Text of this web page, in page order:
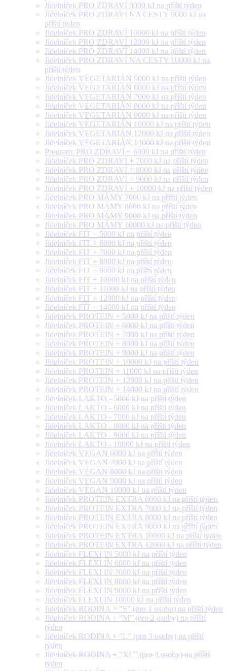
Jídelníček PRO ZDRAVÍ 9000 kJ na příští týden
Jídelníček PRO ZDRAVÍ NA CESTY 9000 kJ na
příští týden
Jídelníček PRO ZDRAVÍ 10000 kJ na příští týden
Jídelníček PRO ZDRAVÍ 12000 kJ na příští týden
Jídelníček PRO ZDRAVÍ 14000 kJ na příští týden
Jídelníček PRO ZDRAVÍ NA CESTY 10000 kJ na
příští týden
Jídelníček VEGETARIÁN 5000 kJ na příští týden
Jídelníček VEGETARIÁN 6000 kJ na příští týden
Jídelníček VEGETARIÁN 7000 kJ na příští týden
Jídelníček VEGETARIÁN 8000 kJ na příští týden
Jídelníček VEGETARIÁN 9000 kJ na příští týden
Jídelníček VEGETARIÁN 10000 kJ na příští týden
Jídelníček VEGETARIÁN 12000 kJ na příští týden
Jídelníček VEGETARIÁN 14000 kJ na příští týden
Program: PRO ZDRAVÍ + 6000 kJ na příští týden
Jídelníček PRO ZDRAVÍ + 7000 kJ na příští týden
Jídelníček PRO ZDRAVÍ + 8000 kJ na příští týden
Jídelníček PRO ZDRAVÍ + 9000 kJ na příští týden
Jídelníček PRO ZDRAVÍ + 10000 kJ na příští týden
Jídelníček PRO MÁMY 7000 kJ na příští týden
Jídelníček PRO MÁMY 8000 kJ na příští týden
Jídelníček PRO MÁMY 9000 kJ na příští týden
Jídelníček PRO MÁMY 10000 kJ na příští týden
Jídelníček FIT + 5000 kJ na příští týden
Jídelníček FIT + 6000 kJ na příští týden
Jídelníček FIT + 7000 kJ na příští týden
Jídelníček FIT + 8000 kJ na příští týden
Jídelníček FIT + 9000 kJ na příští týden
Jídelníček FIT + 10000 kJ na příští týden
Jídelníček FIT + 11000 kJ na příští týden
Jídelníček FIT + 12000 kJ na příští týden
Jídelníček FIT + 14000 kJ na příští týden
Jídelníček PROTEIN + 5000 kJ na příští týden
Jídelníček PROTEIN + 6000 kJ na příští týden
Jídelníček PROTEIN + 7000 kJ na příští týden
Jídelníček PROTEIN + 8000 kJ na příští týden
Jídelníček PROTEIN + 9000 kJ na příští týden
Jídelníček PROTEIN + 10000 kJ na příští týden
Jídelníček PROTEIN + 11000 kJ na příští týden
Jídelníček PROTEIN + 12000 kJ na příští týden
Jídelníček PROTEIN + 14000 kJ na příští týden
Jídelníček LAKTO - 5000 kJ na příští týden
Jídelníček LAKTO - 6000 kJ na příští týden
Jídelníček LAKTO - 7000 kJ na příští týden
Jídelníček LAKTO - 8000 kJ na příští týden
Jídelníček LAKTO - 9000 kJ na příští týden
Jídelníček LAKTO - 10000 kJ na příští týden
Jídelníček VEGAN 6000 kJ na příští týden
Jídelníček VEGAN 7000 kJ na příští týden
Jídelníček VEGAN 8000 kJ na příští týden
Jídelníček VEGAN 9000 kJ na příští týden
Jídelníček VEGAN 10000 kJ na příští týden
Jídelníček PROTEIN EXTRA 6000 kJ na příští týden
Jídelníček PROTEIN EXTRA 7000 kJ na příští týden
Jídelníček PROTEIN EXTRA 8000 kJ na příští týden
Jídelníček PROTEIN EXTRA 9000 kJ na příští týden
Jídelníček PROTEIN EXTRA 10000 kJ na příští týden
Jídelníček PROTEIN EXTRA 12000 kJ na příští týden
Jídelníček FLEXI IN 5000 kJ na příští týden
Jídelníček FLEXI IN 6000 kJ na příští týden
Jídelníček FLEXI IN 7000 kJ na příští týden
Jídelníček FLEXI IN 8000 kJ na příští týden
Jídelníček FLEXI IN 9000 kJ na příští týden
Jídelníček FLEXI IN 10000 kJ na příští týden
Jídelníček RODINA + "S" (pro 1 osobu) na příští týden
Jídelníček RODINA + "M" (pro 2 osoby) na příští
týden
Jídelníček RODINA + "L" (pro 3 osoby) na příští
týden
Jídelníček RODINA + "XL" (pro 4 osoby) na příští
týden